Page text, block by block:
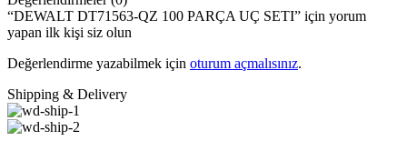
“DEWALT DT71563-QZ 100 PARÇA UÇ SETI” için yorum
yapan ilk kişi siz olun
Değerlendirme yazabilmek için oturum açmalısınız.
Shipping & Delivery